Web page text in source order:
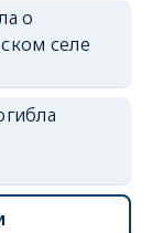
о
селе